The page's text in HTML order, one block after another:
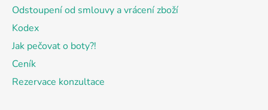
Odstoupení od smlouvy a vrácení zboží
Kodex
Jak pečovat o boty?!
Ceník
Rezervace konzultace